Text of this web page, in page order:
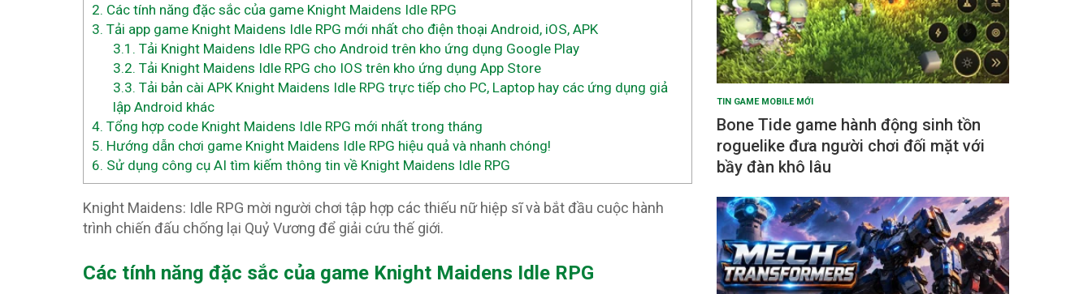
2. Các tính năng đặc sắc của game Knight Maidens Idle RPG
3. Tải app game Knight Maidens Idle RPG mới nhất cho điện thoại Android, iOS, APK
3.1. Tải Knight Maidens Idle RPG cho Android trên kho ứng dụng Google Play
3.2. Tải Knight Maidens Idle RPG cho IOS trên kho ứng dụng App Store
3.3. Tải bản cài APK Knight Maidens Idle RPG trực tiếp cho PC, Laptop hay các ứng dụng giả
lập Android khác
4. Tổng hợp code Knight Maidens Idle RPG mới nhất trong tháng
5. Hướng dẫn chơi game Knight Maidens Idle RPG hiệu quả và nhanh chóng!
6. Sử dụng công cụ AI tìm kiếm thông tin về Knight Maidens Idle RPG
Knight Maidens: Idle RPG mời người chơi tập hợp các thiếu nữ hiệp sĩ và bắt đầu cuộc hành
trình chiến đấu chống lại Quỷ Vương để giải cứu thế giới.
Các tính năng đặc sắc của game Knight Maidens Idle RPG
TIN GAME MOBILE MỚI
Bone Tide game hành động sinh tồn
roguelike đưa người chơi đối mặt với
bầy đàn khô lâu